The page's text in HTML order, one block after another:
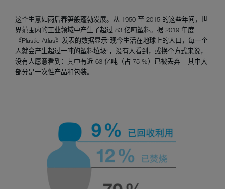
这个生意如雨后春笋般蓬勃发展。从 1950 至 2015 的这些年间，世
界范围内的工业领域中产生了超过 83 亿吨塑料。据 2019 年度
《Plastic Atlas》发表的数据显示“现今生活在地球上的人口，每一个
人就会产生超过一吨的塑料垃圾”，没有人看到，或换个方式来说，
没有人愿意看到：其中有近 63 亿吨（占 75 %）已被丢弃 – 其中大
部分是一次性产品和包装。